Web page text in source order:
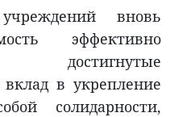
вновь
эффективно
достигнутые
вклад в укрепление
солидарности,